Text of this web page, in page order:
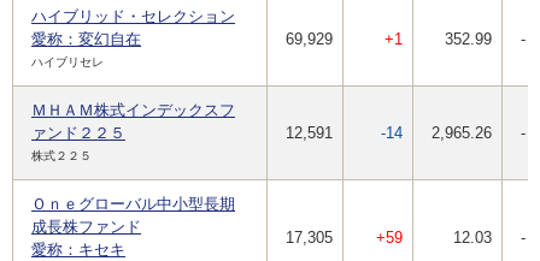
ハイブリッド・セレクション
愛称：変幻自在
ハイブリセレ
69,929 +1 352.99 -
ＭＨＡＭ株式インデックスフ
ァンド２２５
株式２２５
12,591 -14 2,965.26 -
Ｏｎｅグローバル中小型長期
成長株ファンド
愛称：キセキ
17,305 +59 12.03 -